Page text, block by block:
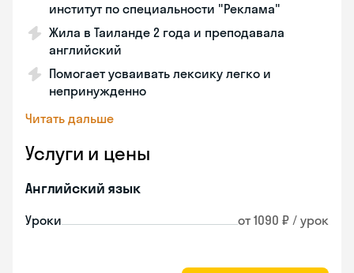
институт по специальности "Реклама"
Жила в Таиланде 2 года и преподавала
английский
Помогает усваивать лексику легко и
непринужденно
Читать дальше
Услуги и цены
Английский язык
Уроки от 1090 ₽ / урок